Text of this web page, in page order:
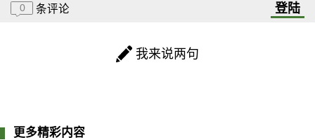
0 条评论 登陆
我来说两句
更多精彩内容